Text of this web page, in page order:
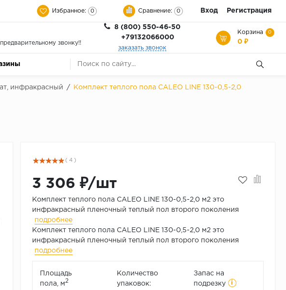
Избранное: 0 Сравнение: 0 Вход Регистрация
звонку!!
8 (800) 550-46-50
+79132066000
заказать звонок
Корзина 0
0 ₽
инфракрасный / Комплект теплого пола CALEO LINE 130-0,5-2,0
( 4 )
3 306 ₽/шт
Комплект теплого пола CALEO LINE 130-0,5-2,0 м2 это
инфракрасный пленочный теплый пол второго поколения
подробнее
Комплект теплого пола CALEO LINE 130-0,5-2,0 м2 это
инфракрасный пленочный теплый пол второго поколения
подробнее
Площадь
пола, м2
Количество
упаковок:
Запас на
подрезку
i